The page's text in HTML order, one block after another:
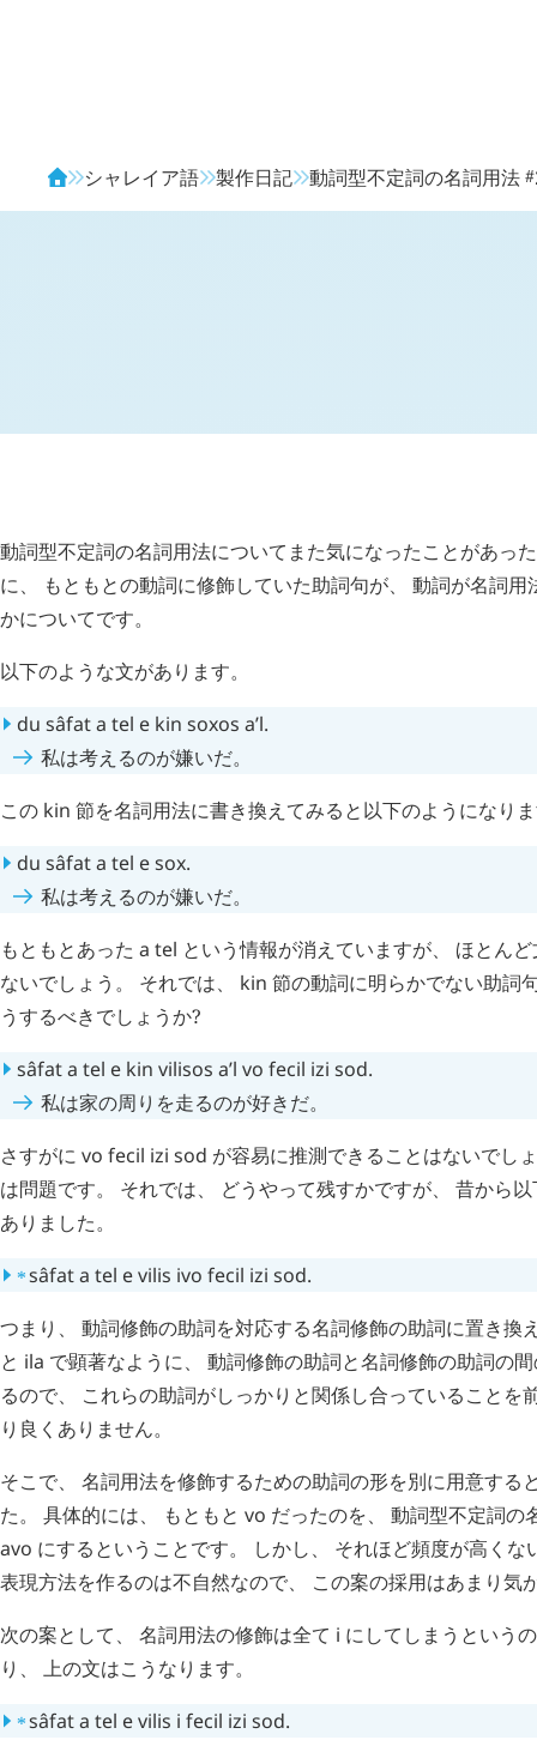
シャレイア語 製作日記 動詞型不定詞の名詞用法 #
動詞型不定詞の名詞用法についてまた気になったことがあっ
に、 もともとの動詞に修飾していた助詞句が、 動詞が名詞
かについてです。
以下のような文があります。
du sâfata tel e kin soxos a’l.
私は考えるのが嫌いだ。
この kin 節を名詞用法に書き換えてみると以下のようになり
du sâfata tel esox.
私は考えるのが嫌いだ。
もともとあった a tel という情報が消えていますが、 ほとん
ないでしょう。 それでは、 kin 節の動詞に明らかでない助詞
うするべきでしょうか?
sâfata tel e kin vilisos a’l vo fecil izi sod.
私は家の周りを走るのが好きだ。
さすがに vo fecil izi sod が容易に推測できることはないでし
は問題です。 それでは、 どうやって残すかですが、 昔から
ありました。
⁎sâfata tel evilis ivo fecil izi sod.
つまり、 動詞修飾の助詞を対応する名詞修飾の助詞に置き換
と ila で顕著なように、 動詞修飾の助詞と名詞修飾の助詞の
るので、 これらの助詞がしっかりと関係し合っていることを
り良くありません。
そこで、 名詞用法を修飾するための助詞の形を別に用意する
た。 具体的には、 もともと vo だったのを、 動詞型不定詞の
avo にするということです。 しかし、 それほど頻度が高くな
表現方法を作るのは不自然なので、 この案の採用はあまり気
次の案として、 名詞用法の修飾は全て i にしてしまうという
り、 上の文はこうなります。
⁎sâfata tel evilis i fecil izi sod.